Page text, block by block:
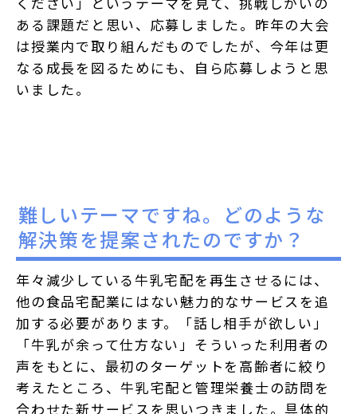
ある課題だと思い、応募しました。昨年の大会
は授業内で取り組んだものでしたが、今年は更
なる成長を図るためにも、自ら応募しようと思
いました。
難しいテーマですね。どのような
解決策を提案されたのですか？
年々減少している牛乳宅配を再生させるには、
他の食品宅配業にはない魅力的なサービスを追
加する必要があります。「話し相手が欲しい」
「牛乳が余って仕方ない」そういった利用者の
声をもとに、最初のターゲットを高齢者に絞り
考えたところ、牛乳宅配と管理栄養士の訪問を
合わせた新サービスを思いつきました。具体的